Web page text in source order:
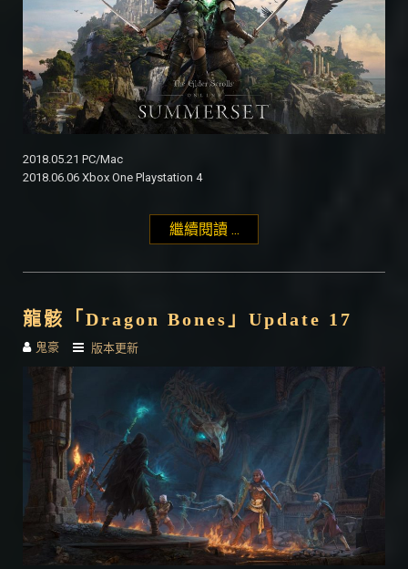
2018.05.21 PC/Mac
2018.06.06 Xbox One Playstation 4
繼續閱讀 ...
龍骸「Dragon Bones」Update 17
鬼豪 版本更新